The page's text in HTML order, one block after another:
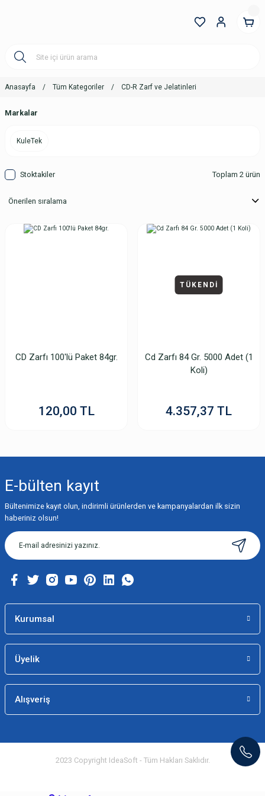
Anasayfa Tüm Kategoriler CD-R Zarf ve Jelatinleri
Markalar
KuleTek
Stoktakiler Toplam 2 ürün
CD Zarfı 100'lü Paket 84gr.
120,00 TL
TÜKENDİ
Cd Zarfı 84 Gr. 5000 Adet (1
Koli)
4.357,37 TL
E-bülten kayıt
Bültenimize kayıt olun, indirimli ürünlerden ve kampanyalardan ilk sizin
haberiniz olsun!
Kurumsal
Üyelik
Alışveriş
2023 Copyright IdeaSoft - Tüm Hakları Saklıdır.